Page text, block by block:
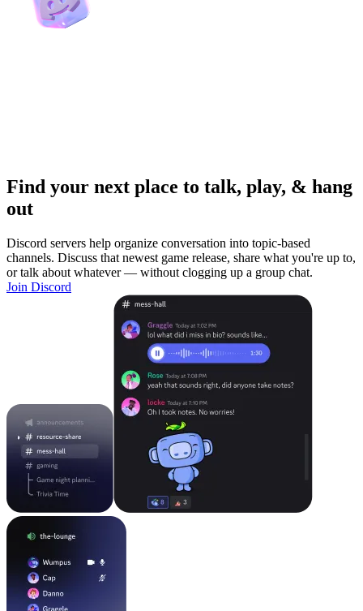
Find your next place to talk, play, & hang
out
Discord servers help organize conversation into topic-based
channels. Discuss that newest game release, share what you're up to,
or talk about whatever — without clogging up a group chat.
Join Discord